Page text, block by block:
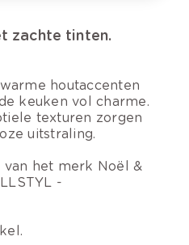
zachte tinten.
houtaccenten
keuken vol charme.
texturen zorgen
uitstraling.
het merk Noël &
-